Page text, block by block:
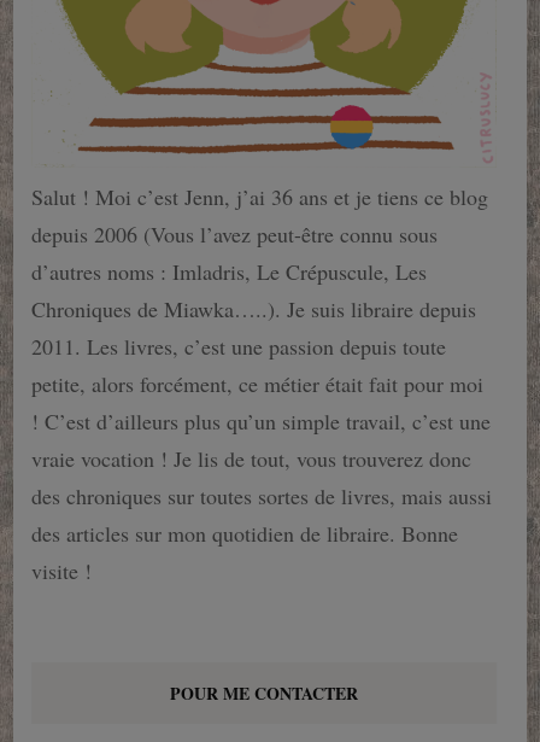
Salut ! Moi c’est Jenn, j’ai 36 ans et je tiens ce blog
depuis 2006 (Vous l’avez peut-être connu sous
d’autres noms : Imladris, Le Crépuscule, Les
Chroniques de Miawka…..). Je suis libraire depuis
2011. Les livres, c’est une passion depuis toute
petite, alors forcément, ce métier était fait pour moi
! C’est d’ailleurs plus qu’un simple travail, c’est une
vraie vocation ! Je lis de tout, vous trouverez donc
des chroniques sur toutes sortes de livres, mais aussi
des articles sur mon quotidien de libraire. Bonne
visite !
POUR ME CONTACTER